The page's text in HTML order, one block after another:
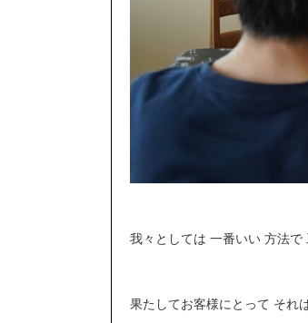
我々としては 一番いい 方法
果たしてお客様にとって それ